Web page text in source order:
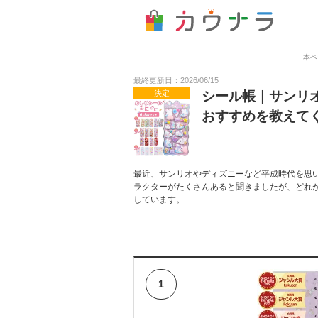
本
最終更新日：2026/06/15
決定
シール帳｜サンリ
おすすめを教えて
最近、サンリオやディズニーなど平成時代を
ラクターがたくさんあると聞きましたが、ど
しています。
1